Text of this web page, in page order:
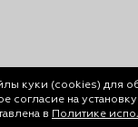
куки (cookies) для
согласие на
в Политике